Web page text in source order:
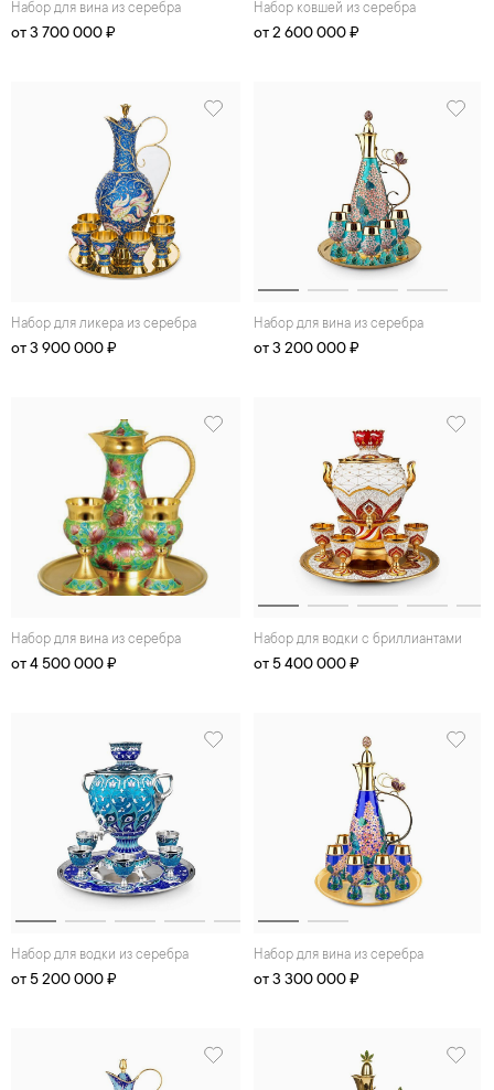
Набор для вина из серебра
от 3 700 000 ₽
Набор ковшей из серебра
от 2 600 000 ₽
Набор для ликера из серебра
от 3 900 000 ₽
Набор для вина из серебра
от 3 200 000 ₽
Набор для вина из серебра
от 4 500 000 ₽
Набор для водки с бриллиантами
от 5 400 000 ₽
Набор для водки из серебра
от 5 200 000 ₽
Набор для вина из серебра
от 3 300 000 ₽